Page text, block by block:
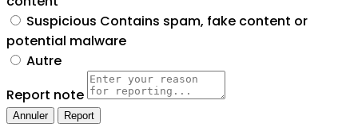
Suspicious Contains spam, fake content or
potential malware
Autre
Report note
Report